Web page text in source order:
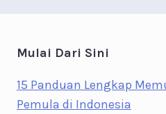
Mulai Dari Sini
15 Panduan Lengkap
Pemula di Indonesia